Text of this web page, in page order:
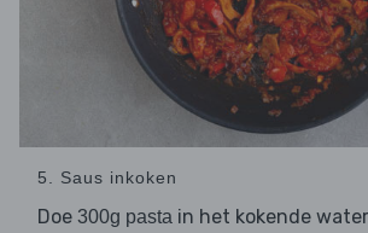
5. Saus inkoken
Doe 300g pasta in het kokende